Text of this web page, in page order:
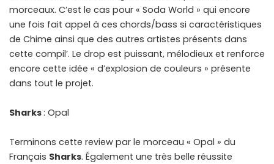
morceaux. C’est le cas pour « Soda World » qui encore
une fois fait appel à ces chords/bass si caractéristiques
de Chime ainsi que des autres artistes présents dans
cette compil’. Le drop est puissant, mélodieux et renforce
encore cette idée « d’explosion de couleurs » présente
dans tout le projet.
Sharks: Opal
Terminons cette review par le morceau « Opal » du
Français Sharks. Également une très belle réussite